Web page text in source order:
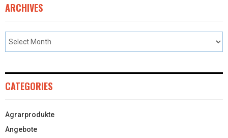
ARCHIVES
CATEGORIES
Agrarprodukte
Angebote